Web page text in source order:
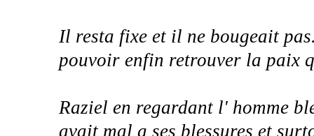
Il resta fixe et il ne bougeait
pouvoir enfin retrouver la paix
Raziel en regardant l' homme
avait mal a ses blessures et